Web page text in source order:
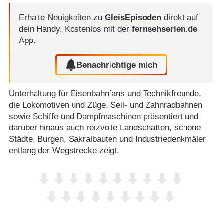
Erhalte Neuigkeiten zu GleisEpisodendirekt auf
dein Handy. Kostenlos mit der fernsehserien.de
App.
Benachrichtige mich
Unterhaltung für Eisenbahnfans und Technikfreunde,
die Lokomotiven und Züge, Seil- und Zahnradbahnen
sowie Schiffe und Dampfmaschinen präsentiert und
darüber hinaus auch reizvolle Landschaften, schöne
Städte, Burgen, Sakralbauten und Industriedenkmäler
entlang der Wegstrecke zeigt.